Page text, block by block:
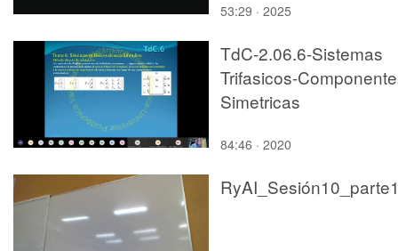
53:29 · 2025
TdC-2.06.6-Sistemas
Trifasicos-
Simetricas
84:46 · 2020